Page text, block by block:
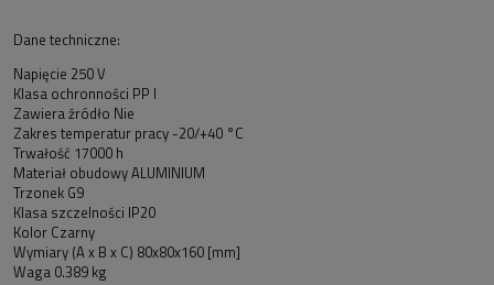
Dane techniczne:
Napięcie 250 V
Klasa ochronności PP I
Zawiera źródło Nie
Zakres temperatur pracy -20/+40 °C
Trwałość 17000 h
Materiał obudowy ALUMINIUM
Trzonek G9
Klasa szczelności IP20
Kolor Czarny
Wymiary (A x B x C) 80x80x160 [mm]
Waga 0.389 kg